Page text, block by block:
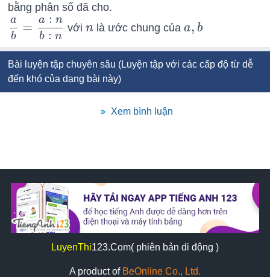
bằng phân số đã cho.
a
b
= a : n
b : n
ab =a nb:n với n
nlà ước chung của a, b
a,b
Bài luyện tập chuyên sâu (Luyện tập với các cấp độ từ dễ
đến khó của dạng bài này)
Xem bình luận
LuyenThi123.Com( phiên bản di động )
A product of BeOnline Co., Ltd.